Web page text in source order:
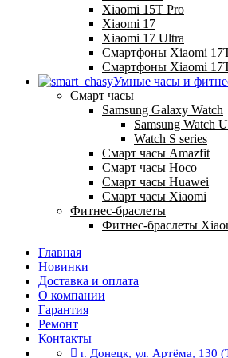
Xiaomi 15T Pro
Xiaomi 17
Xiaomi 17 Ultra
Смартфоны Xiaomi
Смартфоны Xiaomi
Умные часы и
Смарт часы
Samsung Galaxy Watch
Samsung Watch
Watch S series
Смарт часы Amazfit
Смарт часы Hoco
Смарт часы Huawei
Смарт часы Xiaomi
Фитнес-браслеты
Фитнес-браслеты
Главная
Новинки
Доставка и оплата
О компании
Гарантия
Ремонт
Контакты
г. Донецк, ул. Артёма, 130